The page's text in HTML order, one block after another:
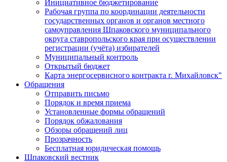
Инициативное бюджетирование
Рабочая группа по координации деятельности
государственных органов и органов местного
самоуправления Шпаковского муниципального
округа ставропольского края при осуществлении
регистрации (учёта) избирателей
Муниципальный контроль
Открытый бюджет
Карта энергосервисного контракта г. Михайловск"
Обращения
Отправить письмо
Порядок и время приема
Установленные формы обращений
Порядок обжалования
Обзоры обращений лиц
Прозрачность
Бесплатная юридическая помощь
Шпаковский вестник